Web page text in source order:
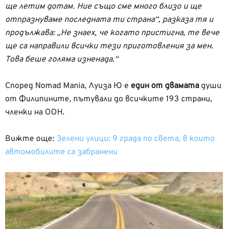
ще летим дотам. Ние също сме много близо и ще
отпразнуваме последната ти страна“, разказа тя и
продължава: „Не знаех, че когато пристигна, те вече
ще са направили всички тези приготовления за мен.
Това беше голяма изненада.“
Според Nomad Mania, Луиза Ю е един от двамата души
от Филипините, пътували до всичките 193 страни,
членки на ООН.
Вижте още: Зелени улици: 9 града по света, в които
автомобилите са забранени